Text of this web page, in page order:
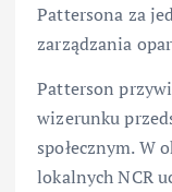
Pattersona za
zarządzania
Patterson
wizerunku
społecznym. W
lokalnych NCR